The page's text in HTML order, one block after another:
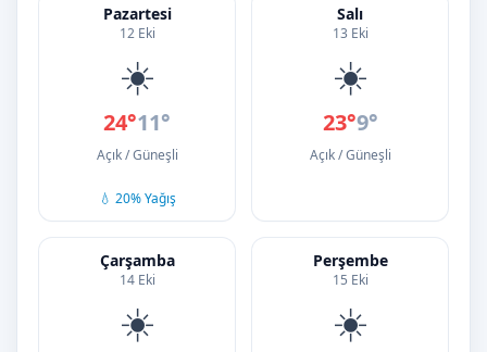
Pazartesi
12 Eki
☀️
24°11°
Açık / Güneşli
💧 20% Yağış
Salı
13 Eki
☀️
23°9°
Açık / Güneşli
Çarşamba
14 Eki
☀️
Perşembe
15 Eki
☀️